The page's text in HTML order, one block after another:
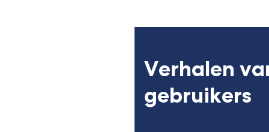
Verhalen
gebruikers